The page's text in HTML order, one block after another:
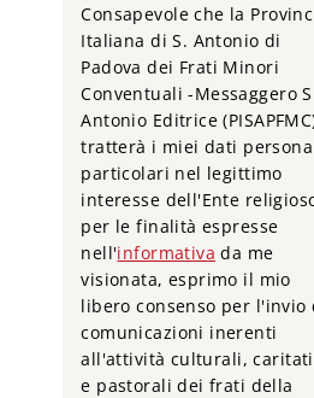
Consapevole che la
Italiana di S. Antonio di
Padova dei Frati Minori
Conventuali -Messaggero
Antonio Editrice
tratterà i miei dati
particolari nel legittimo
interesse dell'Ente
per le finalità espresse
nell'informativa da me
visionata, esprimo il mio
libero consenso per l'invio
comunicazioni inerenti
all'attività culturali,
e pastorali dei frati della